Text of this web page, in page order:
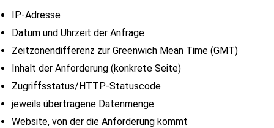
IP-Adresse
Datum und Uhrzeit der Anfrage
Zeitzonendifferenz zur Greenwich Mean Time (GMT)
Inhalt der Anforderung (konkrete Seite)
Zugriffsstatus/HTTP-Statuscode
jeweils übertragene Datenmenge
Website, von der die Anforderung kommt